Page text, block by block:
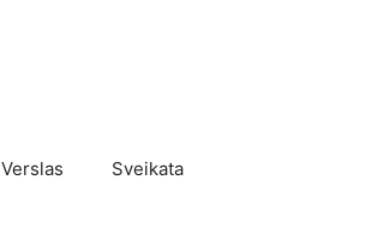
Verslas Sveikata